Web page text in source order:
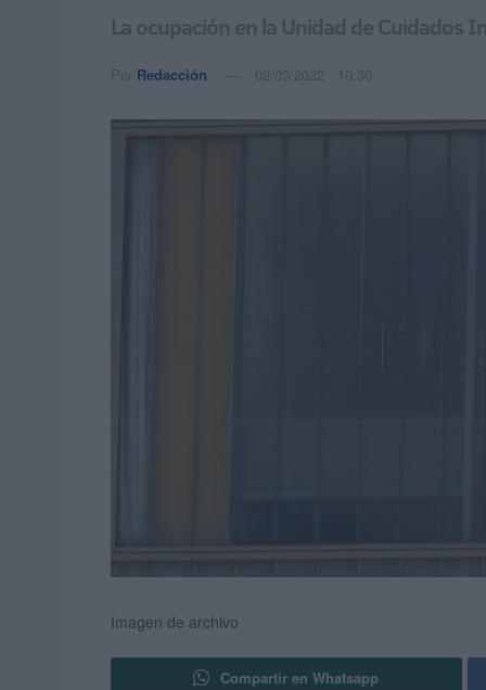
La ocupación en la Unidad de Cuidados
Por Redacción 02/03/2022 - 10:30
Imagen de archivo
Compartir en Whatsapp